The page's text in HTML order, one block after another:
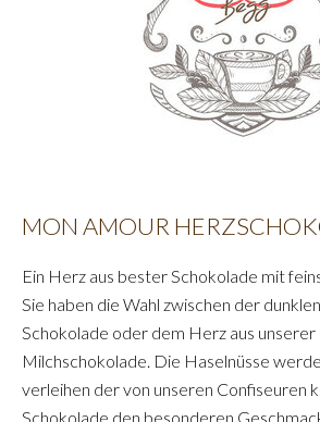
MON AMOUR
Ein Herz aus bester Schokolade mit
Sie haben die Wahl zwischen der
Schokolade oder dem Herz aus
Milchschokolade. Die Haselnüsse
verleihen der von unseren Confiseuren
Schokolade den besonderen